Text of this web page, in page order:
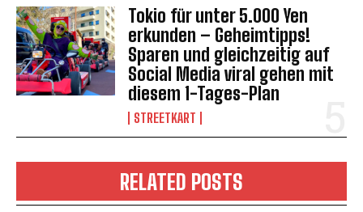
Tokio für unter 5.000 Yen
erkunden – Geheimtipps!
Sparen und gleichzeitig auf
Social Media viral gehen mit
diesem 1-Tages-Plan
STREETKART
RELATED POSTS